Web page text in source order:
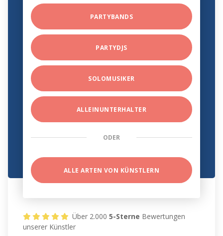
PARTYBANDS
PARTYDJS
SOLOMUSIKER
ALLEINUNTERHALTER
ODER
ALLE ARTEN VON KÜNSTLERN
Über 2.0005-Sterne Bewertungen
unserer Künstler